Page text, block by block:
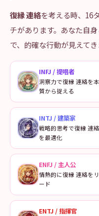
復縁 連絡を考える時、16
チがあります。あなた自
で、的確な行動が見えてき
INFJ /提唱者
洞察力で復縁 連絡を本
質から捉える
INTJ /建築家
戦略的思考で復縁 連絡
を最適化
ENFJ /主人公
情熱的に復縁 連絡をリ
ード
ENTJ /指揮官